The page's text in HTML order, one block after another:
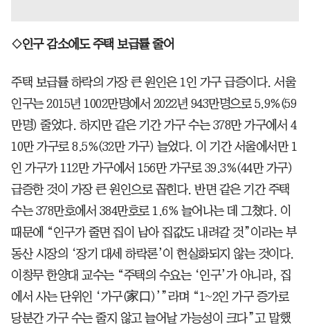
◇인구 감소에도 주택 보급률 줄어
주택 보급률 하락의 가장 큰 원인은 1인 가구 급증이다. 서울
인구는 2015년 1002만명에서 2022년 943만명으로 5.9%(59
만명) 줄었다. 하지만 같은 기간 가구 수는 378만 가구에서 4
10만 가구로 8.5%(32만 가구) 늘었다. 이 기간 서울에서만 1
인 가구가 112만 가구에서 156만 가구로 39.3%(44만 가구)
급증한 것이 가장 큰 원인으로 꼽힌다. 반면 같은 기간 주택
수는 378만호에서 384만호로 1.6% 늘어나는 데 그쳤다. 이
때문에 “인구가 줄면 집이 남아 집값도 내려갈 것”이라는 부
동산 시장의 ‘장기 대세 하락론’이 현실화되지 않는 것이다.
이창무 한양대 교수는 “주택의 수요는 ‘인구’가 아니라, 집
에서 사는 단위인 ‘가구(家口)’”라며 “1~2인 가구 증가로
당분간 가구 수는 줄지 않고 늘어날 가능성이 크다”고 말했